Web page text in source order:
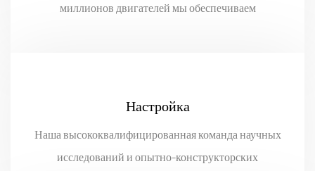
миллионов двигателей мы обеспечиваем
Настройка
Наша высококвалифицированная команда научных
исследований и опытно-конструкторских